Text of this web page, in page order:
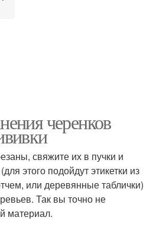
черенков
свяжите их в пучки и
этого подойдут этикетки из
или деревянные таблички)
Так вы точно не
материал.